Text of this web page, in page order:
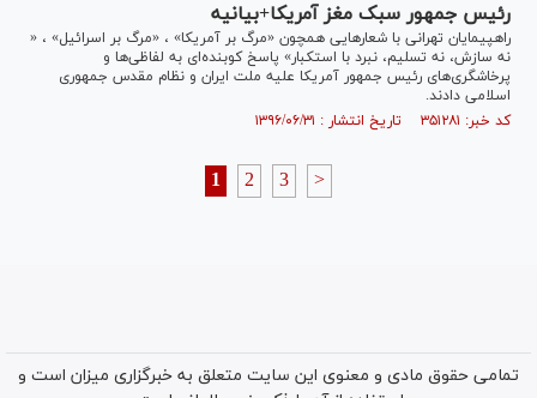
رئیس جمهور سبک مغز آمریکا+بیانیه
راهپیمایان تهرانی با شعارهایی همچون «مرگ بر آمریکا» ، «مرگ بر اسرائیل» ، «
نه سازش، نه تسلیم، نبرد با استکبار» پاسخ کوبنده‌ای به لفاظی‌ها و
پرخاشگری‌های رئیس جمهور آمریکا علیه ملت ایران و نظام مقدس جمهوری
اسلامی دادند.
کد خبر: ۳۵۱۲۸۱ تاریخ انتشار : ۱۳۹۶/۰۶/۳۱
1 2 3 >
تمامی حقوق مادی و معنوی این سایت متعلق به خبرگزاری میزان است و